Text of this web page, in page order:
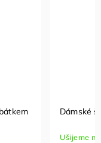
Dámské
Ušijeme